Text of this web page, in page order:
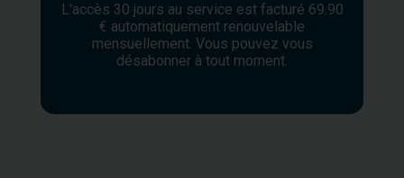
L'accès 30 jours au service est facturé 69.90
€ automatiquement renouvelable
mensuellement. Vous pouvez vous
désabonner à tout moment.